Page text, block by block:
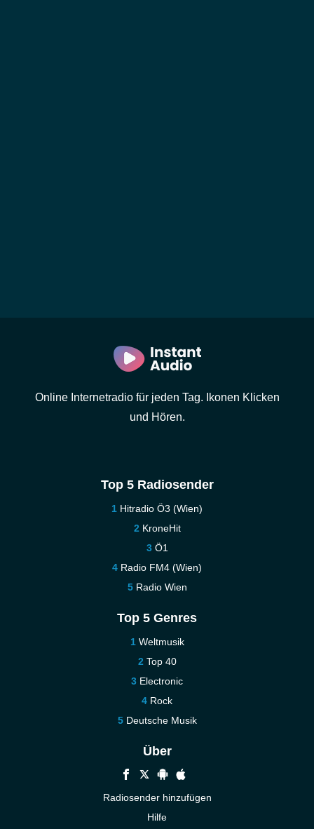
Online Internetradio für jeden Tag. Ikonen Klicken
und Hören.
Top 5 Radiosender
Hitradio Ö3 (Wien)
KroneHit
Ö1
Radio FM4 (Wien)
Radio Wien
Top 5 Genres
Weltmusik
Top 40
Electronic
Rock
Deutsche Musik
Über
Radiosender hinzufügen
Hilfe